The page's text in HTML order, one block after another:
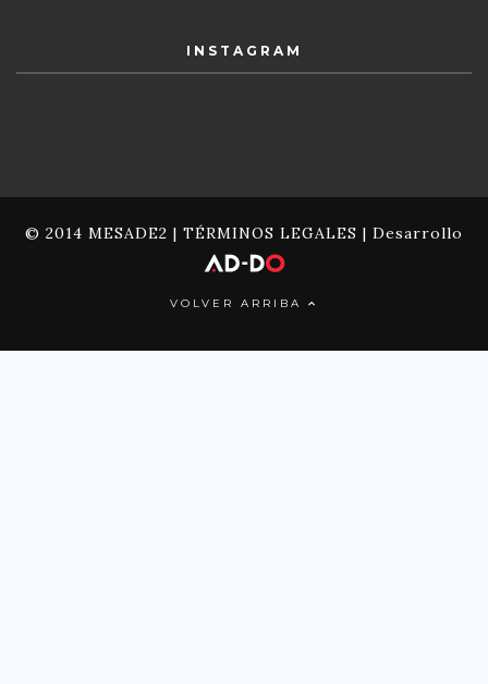
INSTAGRAM
© 2014 MESADE2 | TÉRMINOS LEGALES | Desarrollo
VOLVER ARRIBA